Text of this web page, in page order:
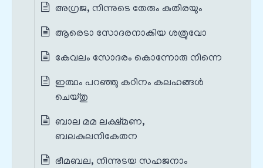
അഗ്രജ, നിന്നുടെ തേരും കുതിരയും
ആരെടാ സോദരനാകിയ ശത്രുവോ
കേവലം സോദരം കൊന്നോരു നിന്നെ
ഇത്ഥം പറഞ്ഞു കഠിനം കലഹങ്ങൾ
ചെയ്തു
ബാല മമ ലക്ഷ്മണ,
ബലകുലനികേതന
ഭീമബല, നിന്നുടയ സഹജനാം